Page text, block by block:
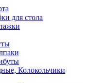
для стола
Колокольчики